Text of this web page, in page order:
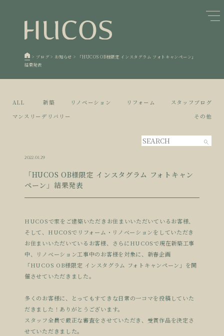
日本森林と循環
欧州住宅の文化と日本の現在地
廃棄物について知る
空き家とリノベーション
1 蓄熱するパッシブデザイン
2 自然素材の温もりと快適性を実現
> ブログ> お知らせ >
「HUCOS OB様限定 インスタグラム フォトキャンペーン」
結果発表
ALL 新築 リノベーション リフォーム
スタッフブログ
マンスリーデリバリー
その他
2022.01.29
「HUCOS OB様限定 インスタグラム フォトキャン
ペーン」結果発表
HUCOSで家をご建築いただきお住まいいただいているお客様、
そして、HUCOSでリフォーム・リノベーションをしていただき
お住まいいただいているお客様、さらにHUCOSで現在新築工事
中、リノベーション工事中のお客様を対象に、新春企画
「HUCOS OB様限定 インスタグラム フォトキャンペーン」を開
催させていただきました。
多くのお客様に、とってもすてきな日常の一コマを投稿していた
だきました！ありがとうございます。
スタッフ全員で厳正な審査をさせていただき、受賞作品を決定さ
せていただきました。